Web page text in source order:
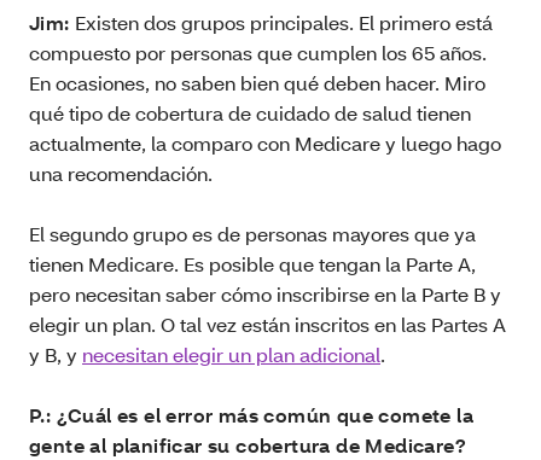
Jim: Existen dos grupos principales. El primero está
compuesto por personas que cumplen los 65 años.
En ocasiones, no saben bien qué deben hacer. Miro
qué tipo de cobertura de cuidado de salud tienen
actualmente, la comparo con Medicare y luego hago
una recomendación.
El segundo grupo es de personas mayores que ya
tienen Medicare. Es posible que tengan la Parte A,
pero necesitan saber cómo inscribirse en la Parte B y
elegir un plan. O tal vez están inscritos en las Partes A
y B, y necesitan elegir un plan adicional.
P.: ¿Cuál es el error más común que comete la
gente al planificar su cobertura de Medicare?